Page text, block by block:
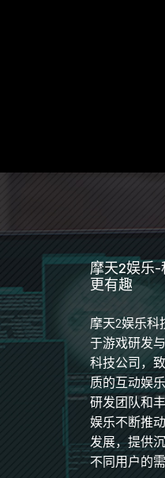
摩天2娱乐-
更有趣
摩天2娱乐科
于游戏研发
科技公司，
质的互动娱
研发团队和
娱乐不断推
发展，提供
不同用户的需